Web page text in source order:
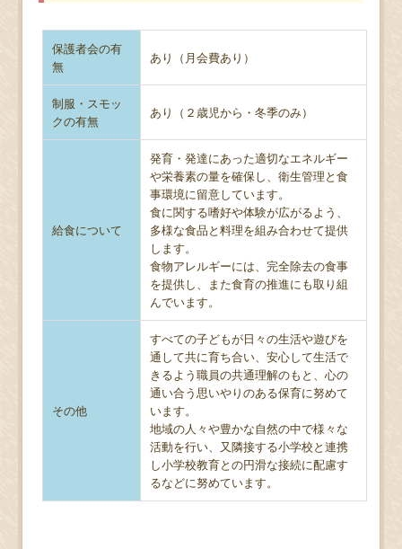
保護者会の有
無
あり（月会費あり）
制服・スモッ
クの有無
あり（２歳児から・冬季のみ）
給食について
発育・発達にあった適切なエネルギー
や栄養素の量を確保し、衛生管理と食
事環境に留意しています。
食に関する嗜好や体験が広がるよう、
多様な食品と料理を組み合わせて提供
します。
食物アレルギーには、完全除去の食事
を提供し、また食育の推進にも取り組
んでいます。
その他
すべての子どもが日々の生活や遊びを
通して共に育ち合い、安心して生活で
きるよう職員の共通理解のもと、心の
通い合う思いやりのある保育に努めて
います。
地域の人々や豊かな自然の中で様々な
活動を行い、又隣接する小学校と連携
し小学校教育との円滑な接続に配慮す
るなどに努めています。